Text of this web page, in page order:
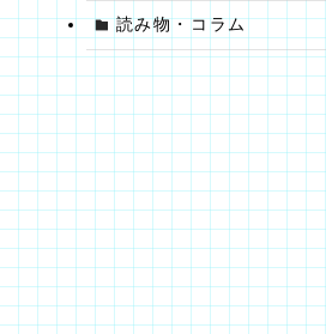
読み物・コラム